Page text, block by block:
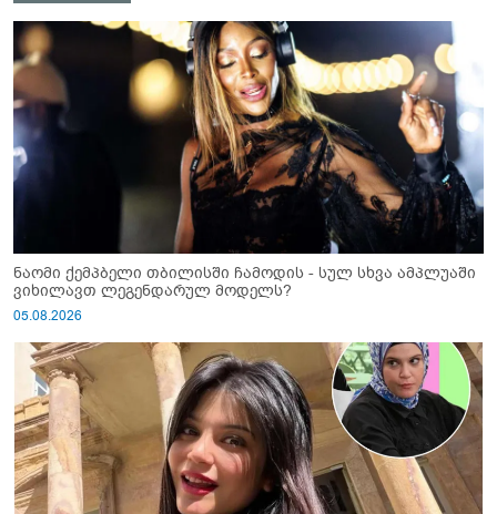
ნაომი ქემპბელი თბილისში ჩამოდის - სულ სხვა ამპლუაში
ვიხილავთ ლეგენდარულ მოდელს?
05.08.2026